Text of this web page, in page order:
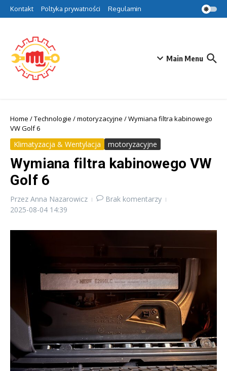
Przejdź do treści
Kontakt Poltyka prywatności Regulamin
Main Menu
Home /Technologie /motoryzacyjne /Wymiana filtra kabinowego
VW Golf 6
Klimatyzacja & Wentylacja motoryzacyjne
Wymiana filtra kabinowego VW
Golf 6
Przez Anna Nazarowicz
Brak komentarzy
2025-08-04 14:39